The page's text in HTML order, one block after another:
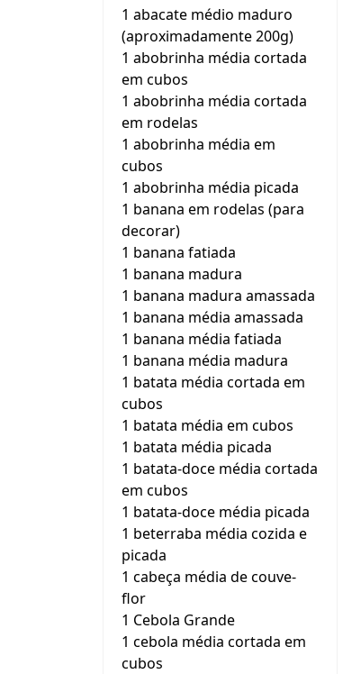
1 abacate médio maduro
(aproximadamente 200g)
1 abobrinha média cortada
em cubos
1 abobrinha média cortada
em rodelas
1 abobrinha média em
cubos
1 abobrinha média picada
1 banana em rodelas (para
decorar)
1 banana fatiada
1 banana madura
1 banana madura amassada
1 banana média amassada
1 banana média fatiada
1 banana média madura
1 batata média cortada em
cubos
1 batata média em cubos
1 batata média picada
1 batata-doce média cortada
em cubos
1 batata-doce média picada
1 beterraba média cozida e
picada
1 cabeça média de couve-
flor
1 Cebola Grande
1 cebola média cortada em
cubos